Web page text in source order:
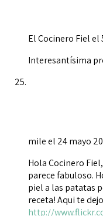
El Cocinero Fielel
Interesantísima
mileel 24 mayo
Hola Cocinero
parece fabuloso.
piel a las patatas
receta! Aqui te
http://